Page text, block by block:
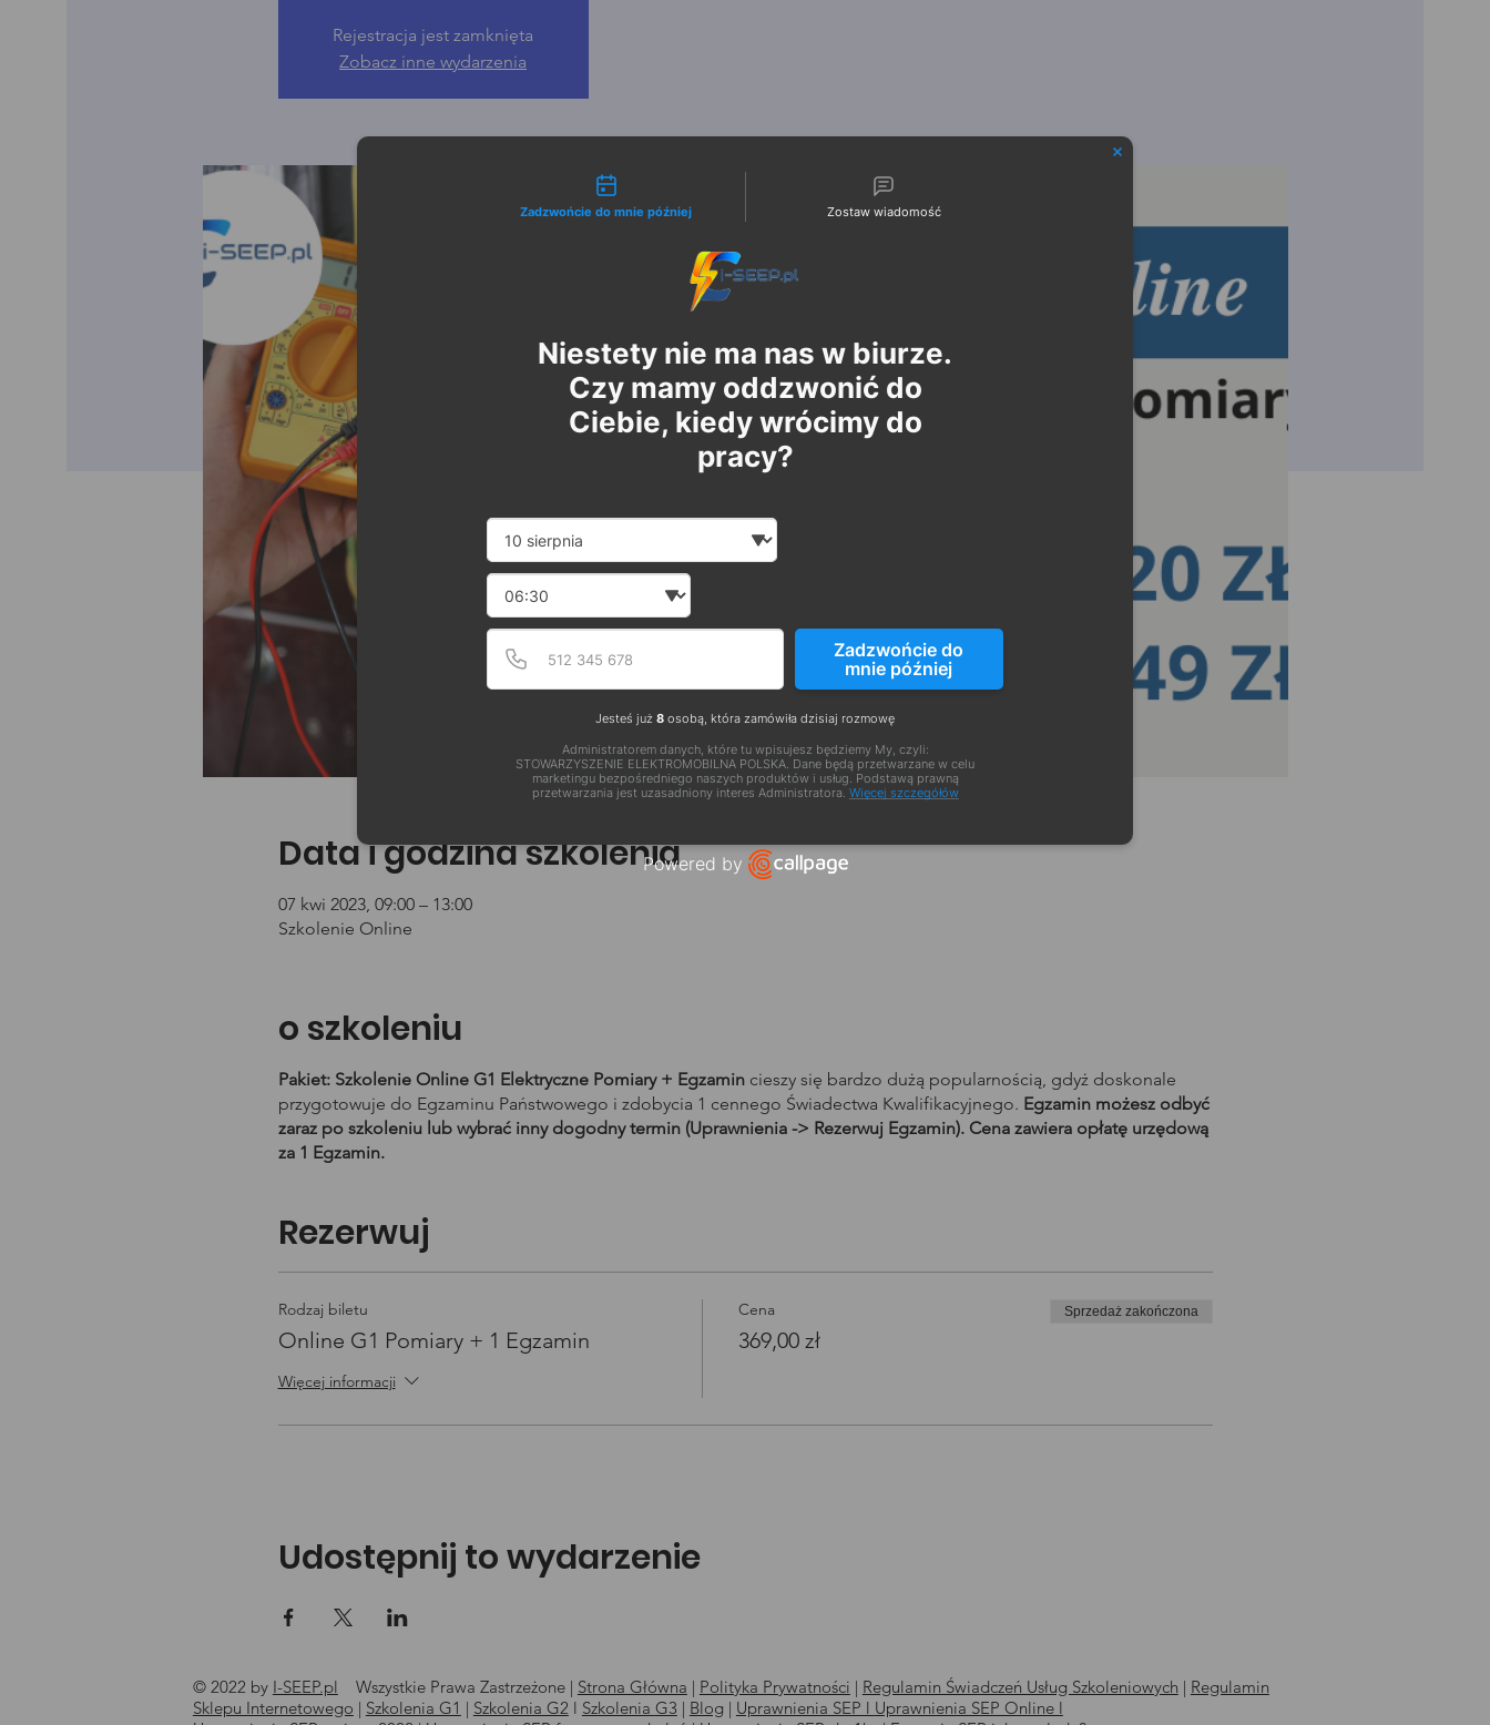
Rejestracja jest zamknięta
Zobacz inne wydarzenia
Data i godzina szkolenia
07 kwi 2023, 09:00 – 13:00
Szkolenie Online
o szkoleniu
Pakiet: Szkolenie Online G1 Elektryczne Pomiary + Egzamin cieszy się bardzo dużą popularnością, gdyż doskonale
przygotowuje do Egzaminu Państwowego i zdobycia 1 cennego Świadectwa Kwalifikacyjnego. Egzamin możesz odbyć
zaraz po szkoleniu lub wybrać inny dogodny termin (Uprawnienia -> Rezerwuj Egzamin). Cena zawiera opłatę urzędową
za 1 Egzamin.
Rezerwuj
Rodzaj biletu
Online G1 Pomiary + 1 Egzamin
Więcej informacji
Cena
369,00 zł
Sprzedaż zakończona
Udostępnij to wydarzenie
© 2022 by I-SEEP.pl Wszystkie Prawa Zastrzeżone | Strona Główna | Polityka Prywatności | Regulamin Świadczeń Usług Szkoleniowych | Regulamin
Sklepu Internetowego | Szkolenia G1 | Szkolenia G2 l Szkolenia G3 | Blog | Uprawnienia SEP l Uprawnienia SEP Online l
Możliwości kontaktu
Zadzwońcie do mnie później Zostaw wiadomość
Niestety nie ma nas w biurze.
Czy mamy oddzwonić do
Ciebie, kiedy wrócimy do
pracy?
Date and time slection for scheduled call
Wybierz datę
Wybierz godzinę
Numer telefonu
Podaj poprawny numer telefonu w formacie E164
Zadzwońcie do
mnie później
Jesteś już 8 osobą, która zamówiła dzisiaj rozmowę
Administratorem danych, które tu wpisujesz będziemy My, czyli:
STOWARZYSZENIE ELEKTROMOBILNA POLSKA. Dane będą przetwarzane w celu
marketingu bezpośredniego naszych produktów i usług. Podstawą prawną
przetwarzania jest uzasadniony interes Administratora. Więcej szczegółów
Powered by